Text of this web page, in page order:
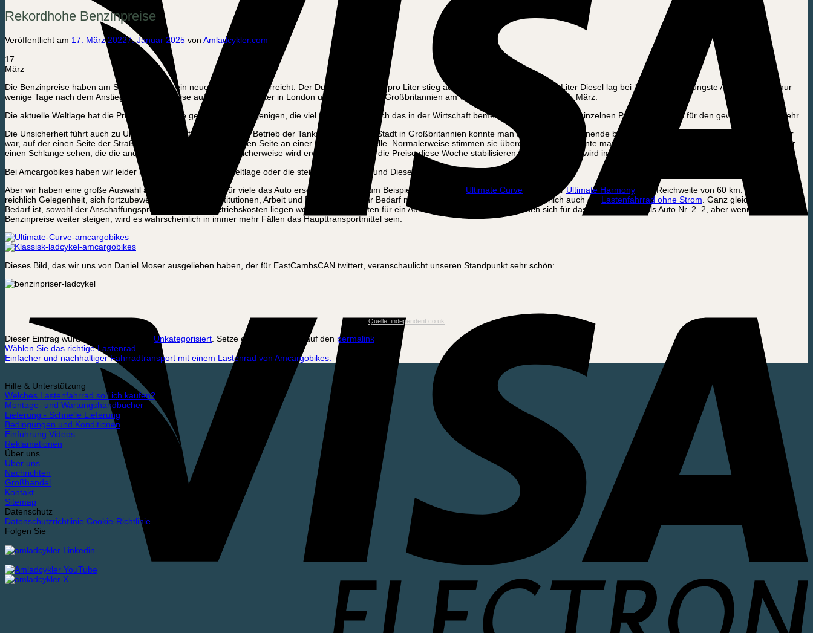
Rekordhohe Benzinpreise
Veröffentlicht am 17. März 20227. Januar 2025 von Amladcykler.com
17
März
Die Benzinpreise haben am Sonntag wieder ein neues Rekordhoch erreicht. Der Durchschnittspreis pro Liter stieg auf 1,63 £. Der Preis für einen Liter Diesel lag bei 1,73 £. Dieser jüngste Anstieg kommt nur
wenige Tage nach dem Anstieg der Benzinpreise auf über 2 £ pro Liter in London und auf 1,55 £ in Großbritannien am vergangenen Montag, dem 7. März.
Die aktuelle Weltlage hat die Preise in die Höhe getrieben. Für diejenigen, die viel fahren, macht sich das in der Wirtschaft bemerkbar. Sowohl für den einzelnen Pendler, als auch für den gewerblichen Verkehr.
Die Unsicherheit führt auch zu Unregelmäßigkeiten im normalen Betrieb der Tankstellen. In einer Stadt in Großbritannien konnte man an diesem Wochenende beobachten, dass es mehr als ein Pfund billiger
war, auf der einen Seite der Straße zu tanken als auf der anderen Seite an einer anderen Tankstelle. Normalerweise stimmen sie überein, aber hier konnte man eine fast menschenleere Tankstelle neben der
einen Schlange sehen, die die andere betanken würde. Glücklicherweise wird erwartet, dass sich die Preise diese Woche stabilisieren werden. Aber es wird immer noch teuer sein, das Auto aufzutanken.
Bei Amcargobikes haben wir leider keinen Einfluss auf die Weltlage oder die steigenden Benzin- und Dieselpreise.
Aber wir haben eine große Auswahl an Lastenrädern, die für viele das Auto ersetzen können. Zum Beispiel haben unser Ultimate Curve und unserUltimate Harmony eine Reichweite von 60 km. Es gibt also
reichlich Gelegenheit, sich fortzubewegen. Sowohl für Institutionen, Arbeit und Einkauf. Wenn Ihr Bedarf nicht so groß ist, dann haben wir natürlich auch ein Lastenfahrrad ohne Strom . Ganz gleich, wie hoch Ihr
Bedarf ist, sowohl der Anschaffungspreis als auch die Betriebskosten liegen weit unter den Kosten für ein Auto. Viele Menschen entscheiden sich für das Lastenfahrrad als Auto Nr. 2. 2, aber wenn die
Benzinpreise weiter steigen, wird es wahrscheinlich in immer mehr Fällen das Haupttransportmittel sein.
Dieses Bild, das wir uns von Daniel Moser ausgeliehen haben, der für EastCambsCAN twittert, veranschaulicht unseren Standpunkt sehr schön:
Quelle: independent.co.uk
Dieser Eintrag wurde veröffentlicht am Unkategorisiert. Setze ein Lesezeichen auf den permalink
Wählen Sie das richtige Lastenrad
Einfacher und nachhaltiger Fahrradtransport mit einem Lastenrad von Amcargobikes.
Hilfe & Unterstützung
Welches Lastenfahrrad soll ich kaufen?
Montage- und Wartungshandbücher
Lieferung - Schnelle Lieferung
Bedingungen und Konditionen
Einführung Videos
Reklamationen
Über uns
Über uns
Nachrichten
Großhandel
Kontakt
Sitemap
Datenschutz
Datenschutzrichtlinie Cookie-Richtlinie
Folgen Sie